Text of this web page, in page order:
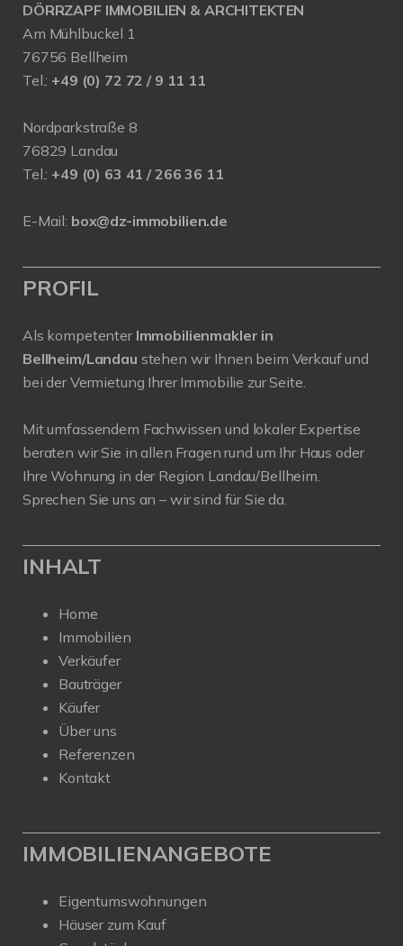
DÖRRZAPF IMMOBILIEN & ARCHITEKTEN
Am Mühlbuckel 1
76756 Bellheim
Tel.: +49 (0) 72 72 / 9 11 11
Nordparkstraße 8
76829 Landau
Tel.: +49 (0) 63 41 / 266 36 11
E-Mail: box@dz-immobilien.de
PROFIL
Als kompetenter Immobilienmakler in
Bellheim/Landau stehen wir Ihnen beim Verkauf und
bei der Vermietung Ihrer Immobilie zur Seite.
Mit umfassendem Fachwissen und lokaler Expertise
beraten wir Sie in allen Fragen rund um Ihr Haus oder
Ihre Wohnung in der Region Landau/Bellheim.
Sprechen Sie uns an – wir sind für Sie da.
INHALT
Home
Immobilien
Verkäufer
Bauträger
Käufer
Über uns
Referenzen
Kontakt
IMMOBILIENANGEBOTE
Eigentumswohnungen
Häuser zum Kauf